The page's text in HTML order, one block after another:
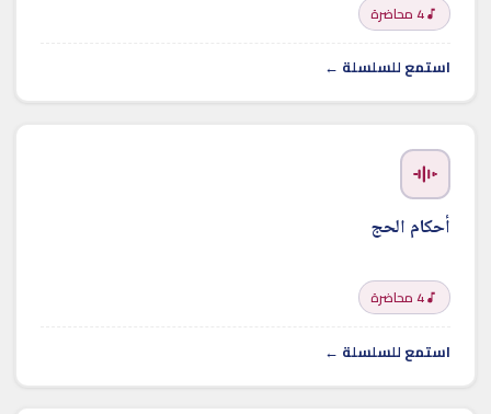
4 محاضرة
استمع للسلسلة ←
أحكام الحج
4 محاضرة
استمع للسلسلة ←